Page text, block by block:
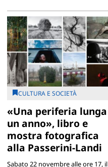
CULTURA E SOCIETÀ
«Una periferia lunga
un anno», libro e
mostra fotografica
alla Passerini-Landi
Sabato 22 novembre alle ore 17, il